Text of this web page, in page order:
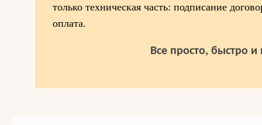
только техническая часть: подписание
оплата.
Все просто, быстро и